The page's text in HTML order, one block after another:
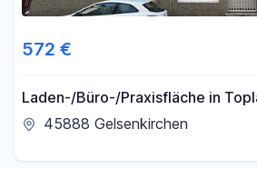
572 €
Laden-/Büro-/Praxisfläche in
45888 Gelsenkirchen